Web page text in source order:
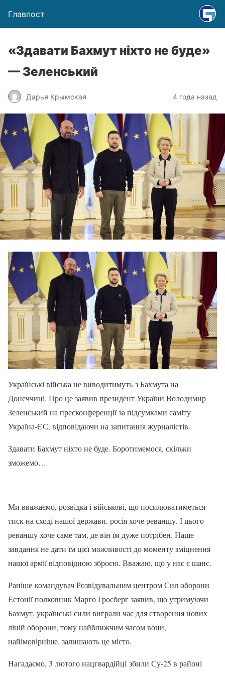
Главпост
«Здавати Бахмут ніхто не буде»
— Зеленський
Дарья Крымская 4 года назад
Українські війська не виводитимуть з Бахмута на
Донеччині. Про це заявив президент України Володимир
Зеленський на пресконференції за підсумками саміту
Україна-ЄС, відповідаючи на запитання журналістів.
Здавати Бахмут ніхто не буде. Боротимемося, скільки
зможемо…
Ми вважаємо, розвідка і військові, що посилюватиметься
тиск на сході нашої держави. росія хоче реваншу. І цього
реваншу хоче саме там, де він їм дуже потрібен. Наше
завдання не дати їм цієї можливості до моменту зміцнення
нашої армії відповідною зброєю. Вважаю, що у нас є шанс.
Раніше командувач Розвідувальним центром Сил оборони
Естонії полковник Марго Гросберг заявив, що утримуючи
Бахмут, українські сили виграли час для створення нових
ліній оборони, тому найближчим часом вони,
найімовірніше, залишають це місто.
Нагадаємо, 3 лютого нацгвардійці збили Су-25 в районі